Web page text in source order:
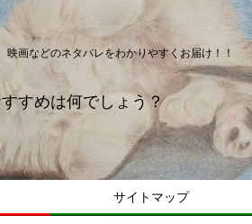
映画などのネタバレをわかりやすくお届け！！
すめは何でしょう？
サイトマップ